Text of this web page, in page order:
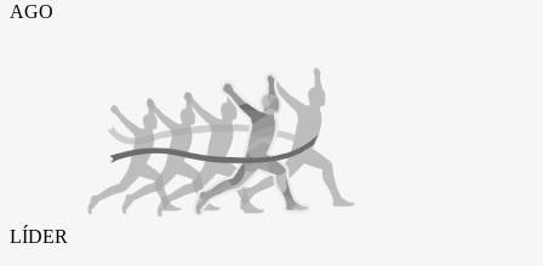
AGO
LÍDER